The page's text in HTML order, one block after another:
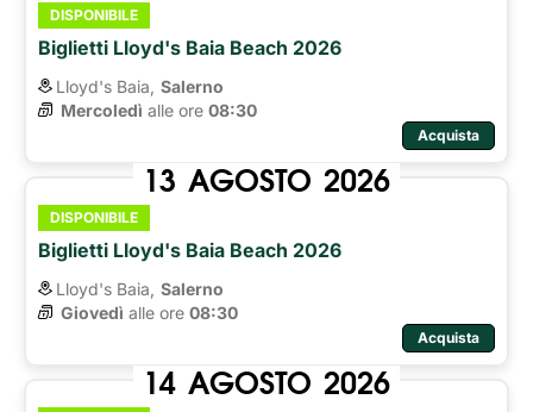
DISPONIBILE
Biglietti Lloyd's Baia Beach 2026
Lloyd's Baia, Salerno
Mercoledì alle ore 08:30
Acquista
13 AGOSTO 2026
DISPONIBILE
Biglietti Lloyd's Baia Beach 2026
Lloyd's Baia, Salerno
Giovedì alle ore 08:30
Acquista
14 AGOSTO 2026